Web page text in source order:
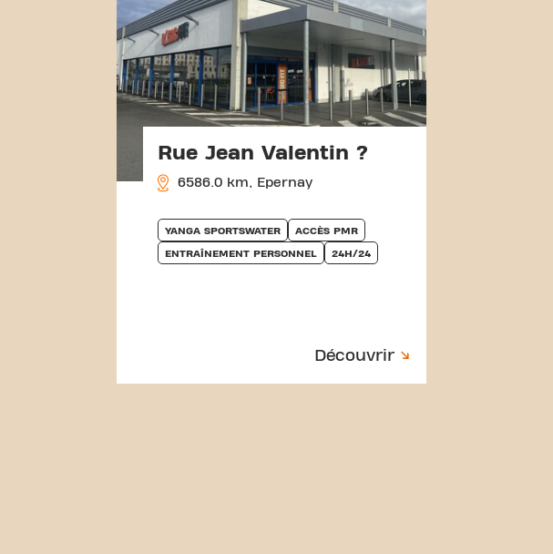
Rue Jean Valentin ?
6586.0 km, Epernay
YANGA SPORTSWATER ACCÈS PMR
ENTRAÎNEMENT PERSONNEL 24H/24
Découvrir